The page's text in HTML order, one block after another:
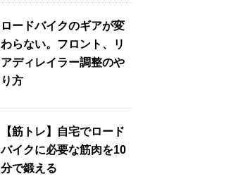
ロードバイクのギアが変
わらない。フロント、リ
アディレイラー調整のや
り方
【筋トレ】自宅でロード
バイクに必要な筋肉を10
分で鍛える